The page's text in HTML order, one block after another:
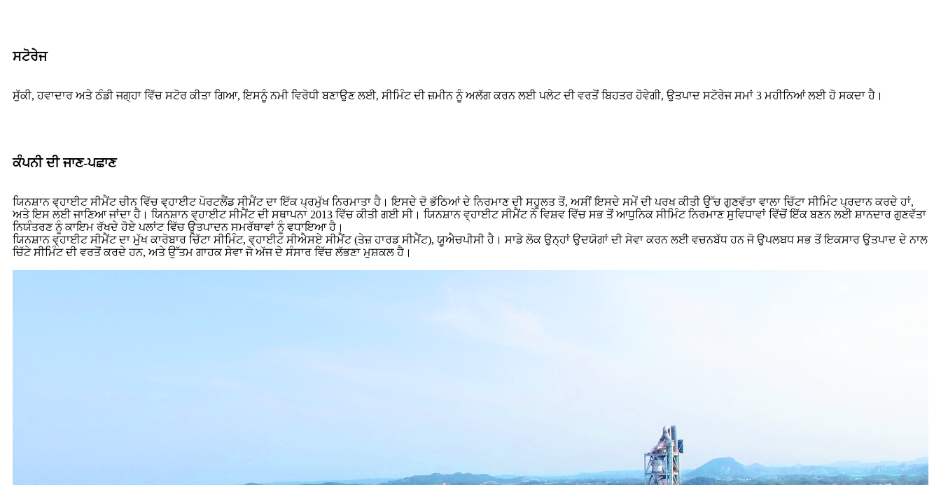
ਸਟੋਰੇਜ
ਸੁੱਕੀ, ਹਵਾਦਾਰ ਅਤੇ ਠੰਡੀ ਜਗ੍ਹਾ ਵਿੱਚ ਸਟੋਰ ਕੀਤਾ ਗਿਆ, ਇਸਨੂੰ ਨਮੀ ਵਿਰੋਧੀ ਬਣਾਉਣ ਲਈ, ਸੀਮਿੰਟ ਦੀ ਜ਼ਮੀਨ ਨੂੰ ਅਲੱਗ ਕਰਨ ਲਈ ਪਲੇਟ ਦੀ ਵਰਤੋਂ ਬਿਹਤਰ ਹੋਵੇਗੀ, ਉਤਪਾਦ ਸਟੋਰੇਜ ਸਮਾਂ 3 ਮਹੀਨਿਆਂ ਲਈ ਹੋ ਸਕਦਾ ਹੈ।
ਕੰਪਨੀ ਦੀ ਜਾਣ-ਪਛਾਣ
ਯਿਨਸ਼ਾਨ ਵ੍ਹਾਈਟ ਸੀਮੈਂਟ ਚੀਨ ਵਿੱਚ ਵ੍ਹਾਈਟ ਪੋਰਟਲੈਂਡ ਸੀਮੈਂਟ ਦਾ ਇੱਕ ਪ੍ਰਮੁੱਖ ਨਿਰਮਾਤਾ ਹੈ। ਇਸਦੇ ਦੋ ਭੱਠਿਆਂ ਦੇ ਨਿਰਮਾਣ ਦੀ ਸਹੂਲਤ ਤੋਂ, ਅਸੀਂ ਇਸਦੇ ਸਮੇਂ ਦੀ ਪਰਖ ਕੀਤੀ ਉੱਚ ਗੁਣਵੱਤਾ ਵਾਲਾ ਚਿੱਟਾ ਸੀਮਿੰਟ ਪ੍ਰਦਾਨ ਕਰਦੇ ਹਾਂ,
ਅਤੇ ਇਸ ਲਈ ਜਾਣਿਆ ਜਾਂਦਾ ਹੈ। ਯਿਨਸ਼ਾਨ ਵ੍ਹਾਈਟ ਸੀਮੈਂਟ ਦੀ ਸਥਾਪਨਾ 2013 ਵਿੱਚ ਕੀਤੀ ਗਈ ਸੀ। ਯਿਨਸ਼ਾਨ ਵ੍ਹਾਈਟ ਸੀਮੈਂਟ ਨੇ ਵਿਸ਼ਵ ਵਿੱਚ ਸਭ ਤੋਂ ਆਧੁਨਿਕ ਸੀਮਿੰਟ ਨਿਰਮਾਣ ਸੁਵਿਧਾਵਾਂ ਵਿੱਚੋਂ ਇੱਕ ਬਣਨ ਲਈ ਸ਼ਾਨਦਾਰ ਗੁਣਵੱਤਾ
ਨਿਯੰਤਰਣ ਨੂੰ ਕਾਇਮ ਰੱਖਦੇ ਹੋਏ ਪਲਾਂਟ ਵਿੱਚ ਉਤਪਾਦਨ ਸਮਰੱਥਾਵਾਂ ਨੂੰ ਵਧਾਇਆ ਹੈ।
ਯਿਨਸ਼ਾਨ ਵ੍ਹਾਈਟ ਸੀਮੈਂਟ ਦਾ ਮੁੱਖ ਕਾਰੋਬਾਰ ਚਿੱਟਾ ਸੀਮਿੰਟ, ਵ੍ਹਾਈਟ ਸੀਐਸਏ ਸੀਮੈਂਟ (ਤੇਜ਼ ਹਾਰਡ ਸੀਮੈਂਟ), ਯੂਐਚਪੀਸੀ ਹੈ। ਸਾਡੇ ਲੋਕ ਉਨ੍ਹਾਂ ਉਦਯੋਗਾਂ ਦੀ ਸੇਵਾ ਕਰਨ ਲਈ ਵਚਨਬੱਧ ਹਨ ਜੋ ਉਪਲਬਧ ਸਭ ਤੋਂ ਇਕਸਾਰ ਉਤਪਾਦ ਦੇ ਨਾਲ
ਚਿੱਟੇ ਸੀਮਿੰਟ ਦੀ ਵਰਤੋਂ ਕਰਦੇ ਹਨ, ਅਤੇ ਉੱਤਮ ਗਾਹਕ ਸੇਵਾ ਜੋ ਅੱਜ ਦੇ ਸੰਸਾਰ ਵਿੱਚ ਲੱਭਣਾ ਮੁਸ਼ਕਲ ਹੈ।